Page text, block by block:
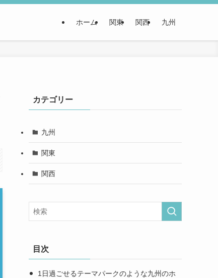
ホーム 関東 関西 九州
カテゴリー
九州
関東
関西
目次
1日過ごせるテーマパークのような九州のホ